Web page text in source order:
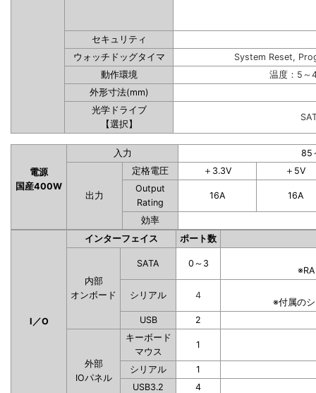
セキュリティ
ウォッチドッグタイマ
System Reset,
動作環境
温度：5～
外形寸法(mm)
光学ドライブ
【選択】
電源
国産400W
入力 85
出力
定格電圧 ＋3.3V
＋5V
Output
Rating
16A 16A
効率
I／O
インターフェイス ポート数
内部
オンボード
SATA 0～3
シリアル 4
※付属の
USB
2
外部
IOパネル
キーボード
マウス
1
シリアル
1
USB3.2
4